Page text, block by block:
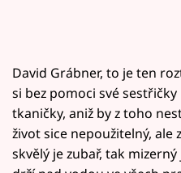
David Grábner, to je ten
si bez pomoci své sestřičky
tkaničky, aniž by z toho
život sice nepoužitelný, ale
skvělý je zubař, tak